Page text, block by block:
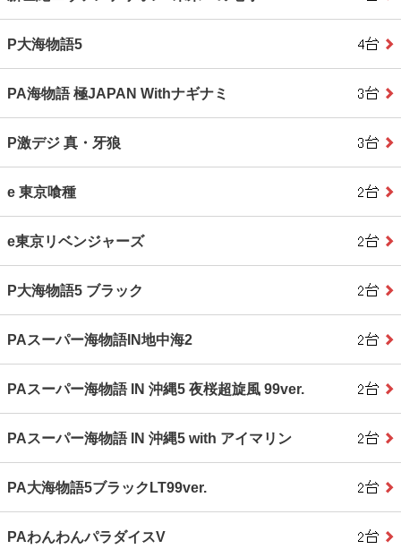
P大海物語5
PA海物語 極JAPAN Withナギナミ
P激デジ 真・牙狼
e 東京喰種
e東京リベンジャーズ
P大海物語5 ブラック
PAスーパー海物語IN地中海2
PAスーパー海物語 IN 沖縄5 夜桜超旋風 99ver.
PAスーパー海物語 IN 沖縄5 with アイマリン
PA大海物語5ブラックLT99ver.
PAわんわんパラダイスV